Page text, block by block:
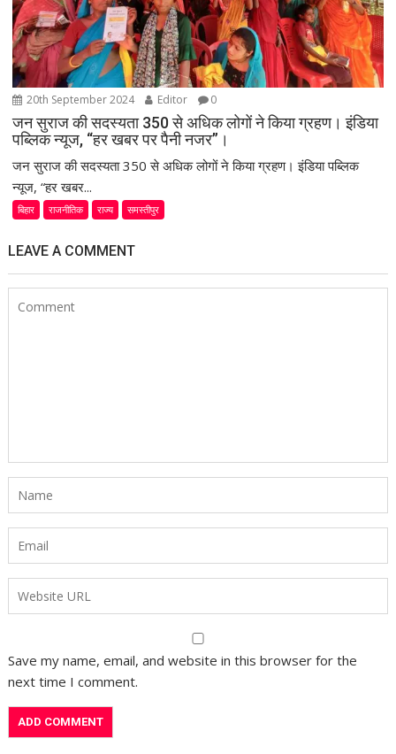
20th September 2024 Editor 0
जन सुराज की सदस्यता 350 से अधिक लोगों ने किया ग्रहण। इंडिया
पब्लिक न्यूज, “हर खबर पर पैनी नजर”।
जन सुराज की सदस्यता 350 से अधिक लोगों ने किया ग्रहण। इंडिया पब्लिक
न्यूज, “हर खबर...
बिहार राजनीतिक राज्य समस्तीपुर
LEAVE A COMMENT
Save my name, email, and website in this browser for the
next time I comment.